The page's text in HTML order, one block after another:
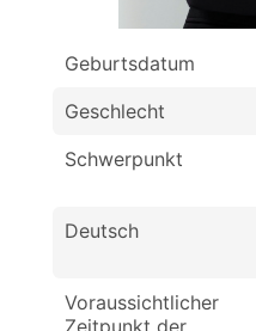
Geburtsdatum
Geschlecht
Schwerpunkt
Deutsch
Voraussichtlicher
Zeitpunkt der